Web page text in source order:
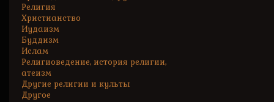
Религия
Христианство
Иудаизм
Буддизм
Ислам
Религиоведение, история религии,
атеизм
Другие религии и культы
Другое